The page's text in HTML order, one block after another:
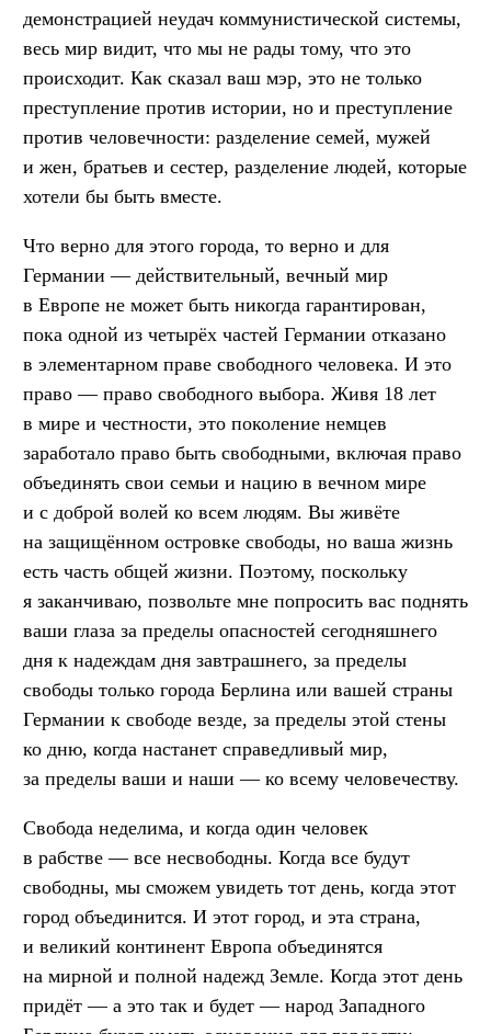
демонстрацией неудач коммунистической системы,
весь мир видит, что мы не рады тому, что это
происходит. Как сказал ваш мэр, это не только
преступление против истории, но и преступление
против человечности: разделение семей, мужей
и жен, братьев и сестер, разделение людей, которые
хотели бы быть вместе.
Что верно для этого города, то верно и для
Германии — действительный, вечный мир
в Европе не может быть никогда гарантирован,
пока одной из четырёх частей Германии отказано
в элементарном праве свободного человека. И это
право — право свободного выбора. Живя 18 лет
в мире и честности, это поколение немцев
заработало право быть свободными, включая право
объединять свои семьи и нацию в вечном мире
и с доброй волей ко всем людям. Вы живёте
на защищённом островке свободы, но ваша жизнь
есть часть общей жизни. Поэтому, поскольку
я заканчиваю, позвольте мне попросить вас поднять
ваши глаза за пределы опасностей сегодняшнего
дня к надеждам дня завтрашнего, за пределы
свободы только города Берлина или вашей страны
Германии к свободе везде, за пределы этой стены
ко дню, когда настанет справедливый мир,
за пределы ваши и наши — ко всему человечеству.
Свобода неделима, и когда один человек
в рабстве — все несвободны. Когда все будут
свободны, мы сможем увидеть тот день, когда этот
город объединится. И этот город, и эта страна,
и великий континент Европа объединятся
на мирной и полной надежд Земле. Когда этот день
придёт — а это так и будет — народ Западного